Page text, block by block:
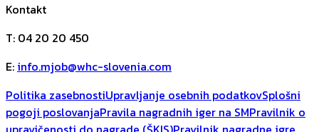
Kontakt
T: 04 20 20 450
E: info.mjob@whc-slovenia.com
Politika zasebnostiUpravljanje osebnih podatkovSplošni
pogoji poslovanjaPravila nagradnih iger na SMPravilnik o